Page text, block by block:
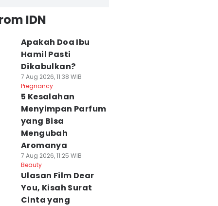
IDN
Apakah Doa Ibu
Hamil Pasti
Dikabulkan?
7 Aug 2026, 11:38 WIB
Pregnancy
5 Kesalahan
Menyimpan Parfum
yang Bisa
Mengubah
Aromanya
7 Aug 2026, 11:25 WIB
Beauty
Ulasan Film Dear
You, Kisah Surat
Cinta yang